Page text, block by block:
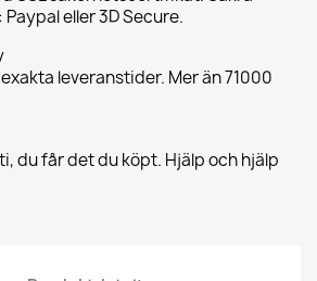
eller 3D Secure.
leveranstider. Mer än 71000
du får det du köpt. Hjälp och hjälp